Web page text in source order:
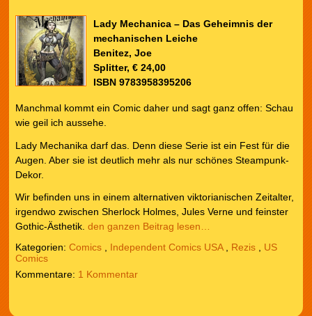
Lady Mechanica – Das Geheimnis der
mechanischen Leiche
Benitez, Joe
Splitter, € 24,00
ISBN 9783958395206
Manchmal kommt ein Comic daher und sagt ganz offen: Schau
wie geil ich aussehe.
Lady Mechanika darf das. Denn diese Serie ist ein Fest für die
Augen. Aber sie ist deutlich mehr als nur schönes Steampunk-
Dekor.
Wir befinden uns in einem alternativen viktorianischen Zeitalter,
irgendwo zwischen Sherlock Holmes, Jules Verne und feinster
Gothic-Ästhetik. den ganzen Beitrag lesen…
Kategorien: Comics, Independent Comics USA, Rezis, US
Comics
1 Kommentar